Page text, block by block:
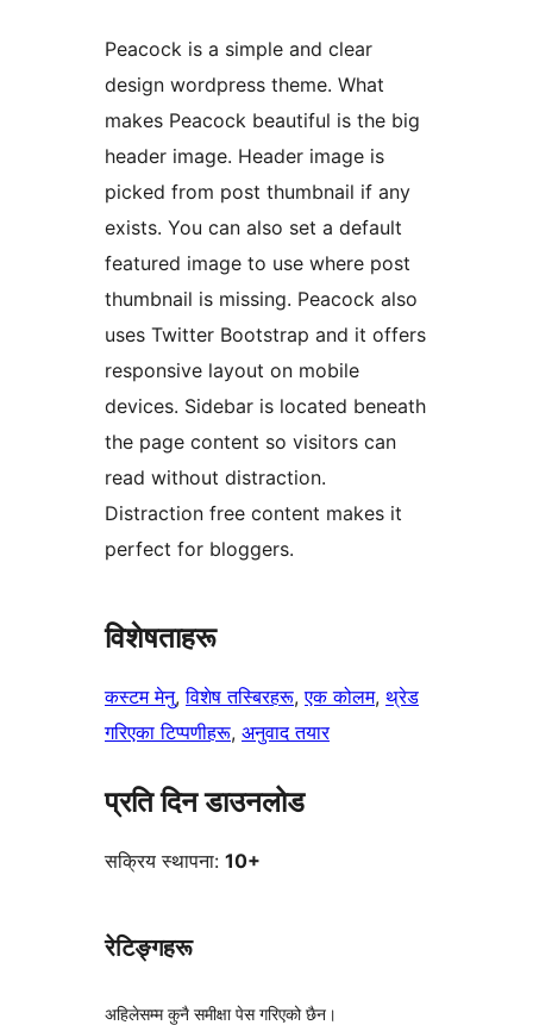
Peacock is a simple and clear
design wordpress theme. What
makes Peacock beautiful is the big
header image. Header image is
picked from post thumbnail if any
exists. You can also set a default
featured image to use where post
thumbnail is missing. Peacock also
uses Twitter Bootstrap and it offers
responsive layout on mobile
devices. Sidebar is located beneath
the page content so visitors can
read without distraction.
Distraction free content makes it
perfect for bloggers.
विशेषताहरू
कस्टम मेनु, विशेष तस्बिरहरू, एक कोलम, थ्रेड
गरिएका टिप्पणीहरू, अनुवाद तयार
प्रति दिन डाउनलोड
सक्रिय स्थापना: 10+
रेटिङ्गहरू
अहिलेसम्म कुनै समीक्षा पेस गरिएको छैन।